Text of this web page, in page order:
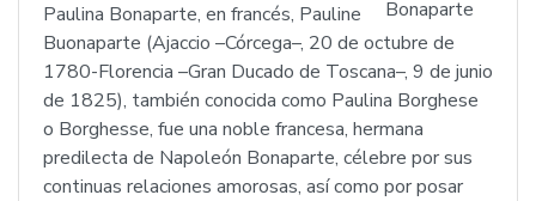
Paulina Bonaparte, en francés, Pauline
Buonaparte (Ajaccio –Córcega–, 20 de octubre de
1780-Florencia –Gran Ducado de Toscana–, 9 de junio
de 1825), también conocida como Paulina Borghese
o Borghesse, fue una noble francesa, hermana
predilecta de Napoleón Bonaparte, célebre por sus
continuas relaciones amorosas, así como por posar